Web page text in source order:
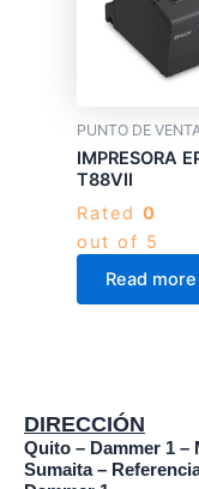
PUNTO DE
IMPRESORA
T88VII
Rated 0
out of 5
Read more
DIRECCIÓN
Quito – Dammer 1 –
Sumaita –